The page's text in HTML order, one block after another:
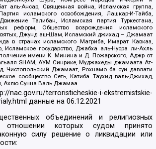
аль-Ансар, Священная война, Исламская группа,
исламского освобождения, Лашкар-И-Тайба,
Талибан, Исламская партия Туркестана,
реформ, Общество возрождения исламского
Джунд аш-Шам, Исламский джихад – Джамаат
в странах исламского Магриба, Имарат Кавказ,
Исламское государство, Джабха аль-Нусра ли-Ахль
имени К. Минина и Д. Пожарского, Аджр от
SHAM, АУМ Синрике, Муджахеды джамаата Ат-
Чистопольский Джамаат, Рохнамо ба суи давлати
сообщество Сеть, Катиба Таухид валь-Джихад,
Ахлю Сунна Валь Джамаа
nac.gov.ru/terroristicheskie-i-ekstremistskie-
данные на06.12.2021
объединений и религиозных
отношении которых судом принято
силу решение о ликвидации или